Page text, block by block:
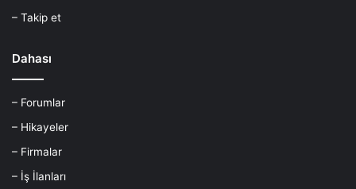
– Takip et
Dahası
– Forumlar
– Hikayeler
– Firmalar
– İş İlanları